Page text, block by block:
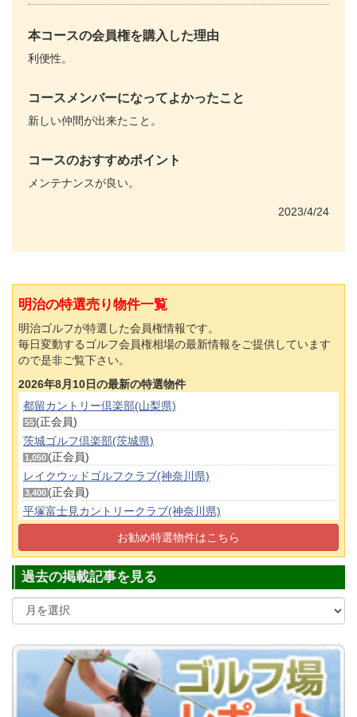
本コースの会員権を購入した理由
利便性。
コースメンバーになってよかったこと
新しい仲間が出来たこと。
コースのおすすめポイント
メンテナンスが良い。
2023/4/24
明治の特選売り物件一覧
明治ゴルフが特選した会員権情報です。
毎日変動するゴルフ会員権相場の最新情報をご提供しています
ので是非ご覧下さい。
2026年8月10日の最新の特選物件
都留カントリー倶楽部(山梨県)
55 (正会員)
茨城ゴルフ倶楽部(茨城県)
1,050 (正会員)
レイクウッドゴルフクラブ(神奈川県)
3,400 (正会員)
平塚富士見カントリークラブ(神奈川県)
(平日会員(土可))
多摩カントリークラブ(東京都)
お勧め特選物件はこちら
過去の掲載記事を見る